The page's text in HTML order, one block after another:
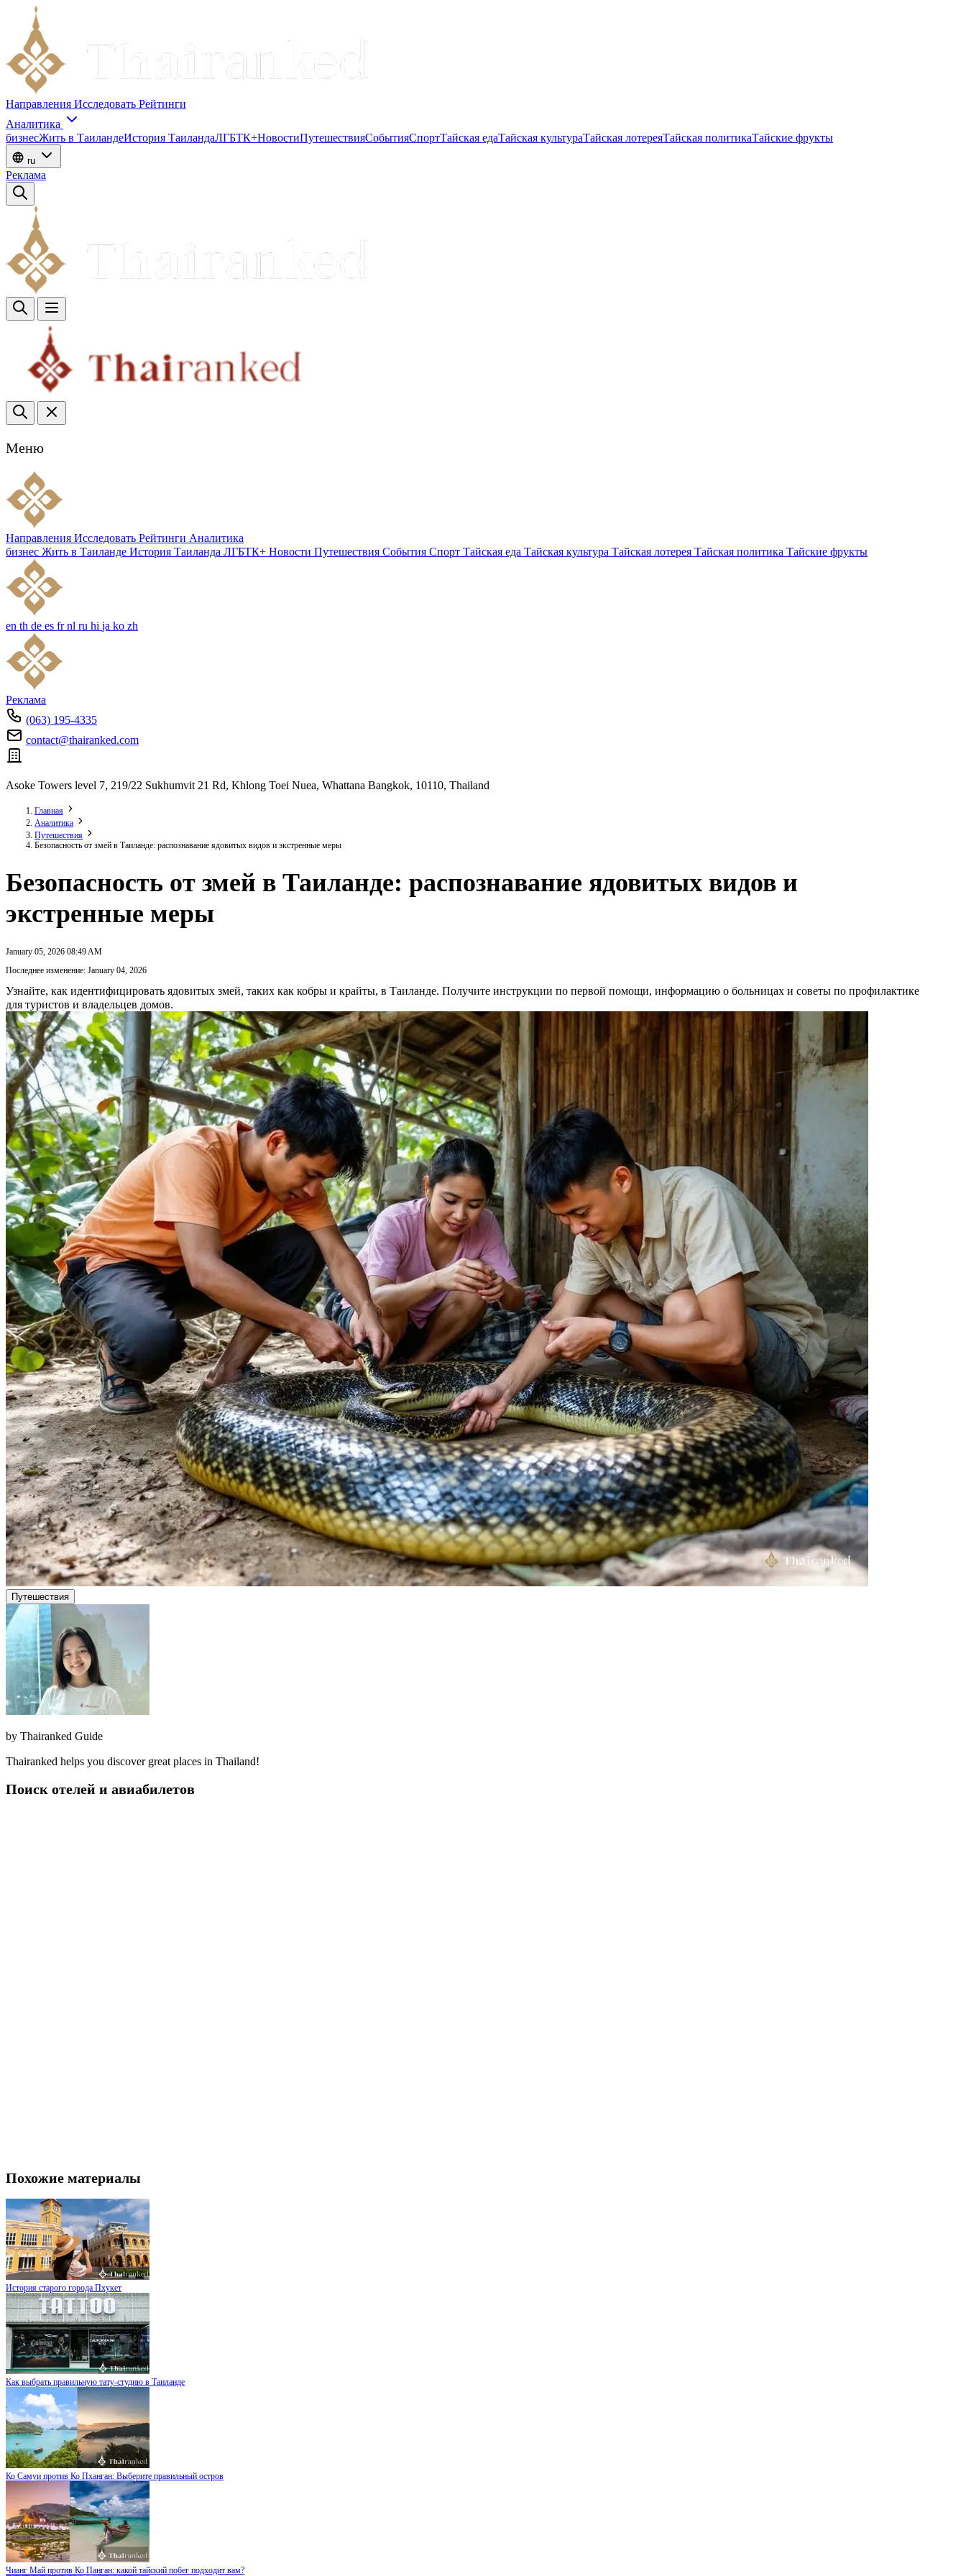
Направления Исследовать Рейтинги
Аналитика
бизнесЖить в ТаиландеИстория ТаиландаЛГБТК+НовостиПутешествияСобытияСпортТайская едаТайская культураТайская лотереяТайская политикаТайские фрукты
ru
Реклама
Меню
Направления Исследовать Рейтинги Аналитика
бизнес Жить в Таиланде История Таиланда ЛГБТК+ Новости Путешествия События Спорт Тайская еда Тайская культура Тайская лотерея Тайская политика Тайские фрукты
en th de es fr nl ru hi ja ko zh
Реклама
(063) 195-4335
contact@thairanked.com
Asoke Towers level 7, 219/22 Sukhumvit 21 Rd, Khlong Toei Nuea, Whattana Bangkok, 10110, Thailand
Главная
Аналитика
Путешествия
Безопасность от змей в Таиланде: распознавание ядовитых видов и экстренные меры
Безопасность от змей в Таиланде: распознавание ядовитых видов и
экстренные меры
January 05, 2026 08:49 AM
Последнее изменение: January 04, 2026
Узнайте, как идентифицировать ядовитых змей, таких как кобры и крайты, в Таиланде. Получите инструкции по первой помощи, информацию о больницах и советы по профилактике
для туристов и владельцев домов.
Путешествия
by Thairanked Guide
Thairanked helps you discover great places in Thailand!
Поиск отелей и авиабилетов
Похожие материалы
История старого города Пхукет
Как выбрать правильную тату-студию в Таиланде
Ко Самуи против Ко Пханган: Выберите правильный остров
Чианг Май против Ко Панган: какой тайский побег подходит вам?